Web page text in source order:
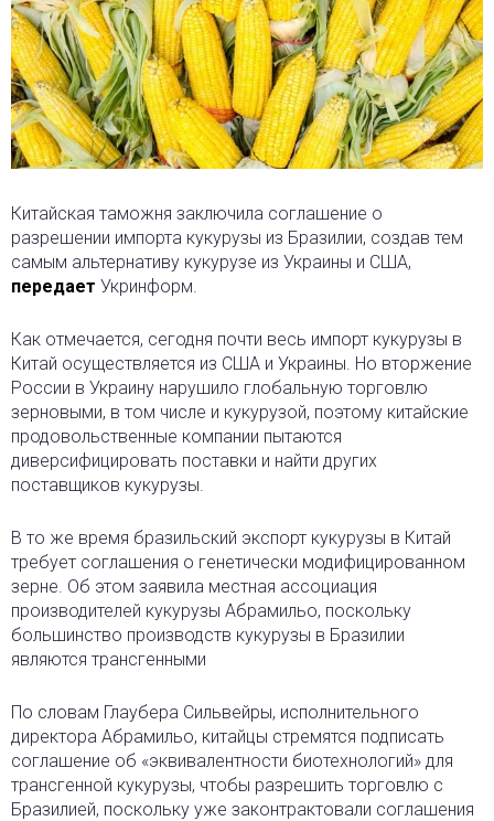
Китайская таможня заключила соглашение о
разрешении импорта кукурузы из Бразилии, создав тем
самым альтернативу кукурузе из Украины и США,
передает Укринформ.
Как отмечается, сегодня почти весь импорт кукурузы в
Китай осуществляется из США и Украины. Но вторжение
России в Украину нарушило глобальную торговлю
зерновыми, в том числе и кукурузой, поэтому китайские
продовольственные компании пытаются
диверсифицировать поставки и найти других
поставщиков кукурузы.
В то же время бразильский экспорт кукурузы в Китай
требует соглашения о генетически модифицированном
зерне. Об этом заявила местная ассоциация
производителей кукурузы Абрамильо, поскольку
большинство производств кукурузы в Бразилии
являются трансгенными
По словам Глаубера Сильвейры, исполнительного
директора Абрамильо, китайцы стремятся подписать
соглашение об «эквивалентности биотехнологий» для
трансгенной кукурузы, чтобы разрешить торговлю с
Бразилией, поскольку уже законтрактовали соглашения